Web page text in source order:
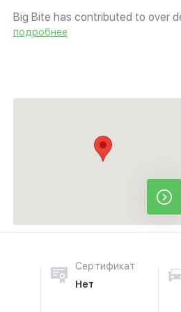
Big Bite has contributed to over
whether you choose to pick up a
подробнее
Сертификат
Нет